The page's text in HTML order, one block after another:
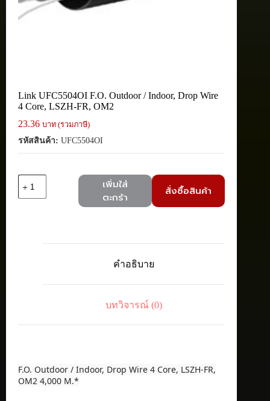
Link UFC5504OI F.O. Outdoor / Indoor, Drop Wire
4 Core, LSZH-FR, OM2
23.36 บาท (รวมภาษี)
รหัสสินค้า: UFC5504OI
Link
Indoor,
เพิ่มใส่
ตะกร้า
สั่งซื้อสินค้า
คำอธิบาย
บทวิจารณ์ (0)
F.O. Outdoor / Indoor, Drop Wire 4 Core, LSZH-FR,
OM2 4,000 M.*